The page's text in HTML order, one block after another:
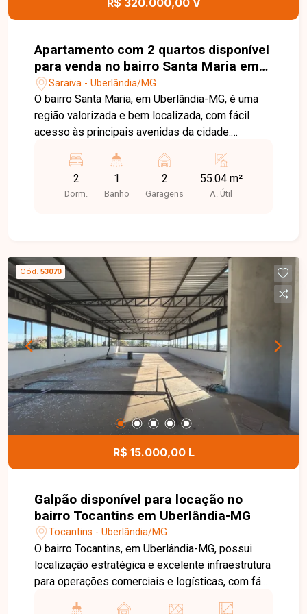
R$ 320.000,00 V
Apartamento com 2 quartos disponível
para venda no bairro Santa Maria em
Uberlândia-MG
Saraiva - Uberlândia/MG
O bairro Santa Maria, em Uberlândia-MG, é uma
região valorizada e bem localizada, com fácil
acesso às principais avenidas da cidade.
restaurantes e diversos comércios, oferece
praticidade, conforto e qualidade de vida para
seus moradores. Apartamento com ambientes
armário e box, cozinha com armários planejados
e área de serviço independente. O condomínio
conta com elevador e salão de festas,
proporcionando mais comodidade, segurança e
lazer para toda a família. Entre em contato para
mais informações e agende uma visita para
conhecer este excelente apartamento.
2
Dorm.
1
Banho
2
Garagens
55.04 m²
A. Útil
Cód. 53070
R$ 15.000,00 L
Galpão disponível para locação no
bairro Tocantins em Uberlândia-MG
Tocantins - Uberlândia/MG
O bairro Tocantins, em Uberlândia-MG, possui
localização estratégica e excelente infraestrutura
para operações comerciais e logísticas, com fácil